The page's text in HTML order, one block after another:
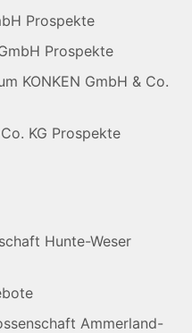
Prospekte
Prospekte
KONKEN GmbH & Co.
KG Prospekte
Hunte-Weser
Ammerland-